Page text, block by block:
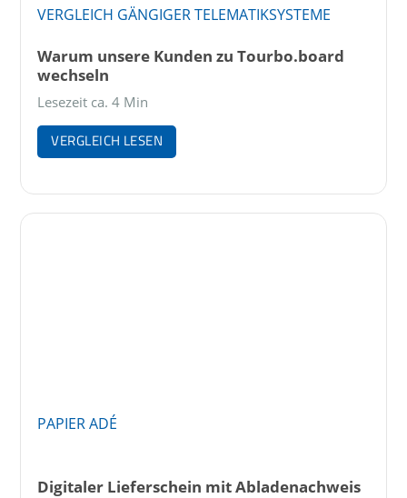
VERGLEICH GÄNGIGER TELEMATIKSYSTEME
Warum unsere Kunden zu Tourbo.board
wechseln
Lesezeit ca. 4 Min
VERGLEICH LESEN
PAPIER ADÉ
Digitaler Lieferschein mit Abladenachweis